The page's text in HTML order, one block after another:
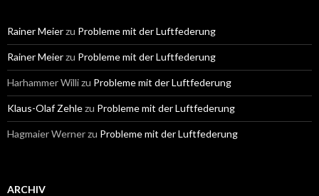
Rainer Meierzu Probleme mit der Luftfederung
Rainer Meierzu Probleme mit der Luftfederung
Harhammer Willizu Probleme mit der Luftfederung
Klaus-Olaf Zehlezu Probleme mit der Luftfederung
Hagmaier Wernerzu Probleme mit der Luftfederung
ARCHIV